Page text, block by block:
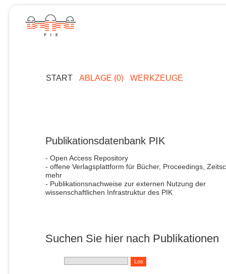
START ABLAGE (0) WERKZEUGE
Publikationsdatenbank PIK
- Open Access Repository
- offene Verlagsplattform für Bücher, Proceedings,
mehr
- Publikationsnachweise zur externen Nutzung der
wissenschaftlichen Infrastruktur des PIK
Suchen Sie hier nach Publikationen